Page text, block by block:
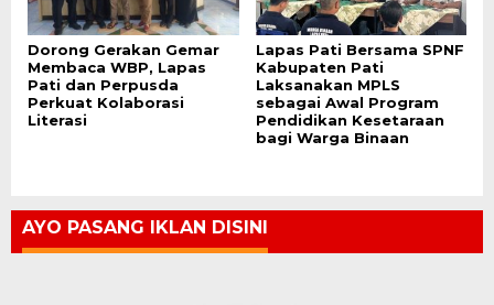
Dorong Gerakan Gemar
Membaca WBP, Lapas
Pati dan Perpusda
Perkuat Kolaborasi
Literasi
Lapas Pati Bersama SPNF
Kabupaten Pati
Laksanakan MPLS
sebagai Awal Program
Pendidikan Kesetaraan
bagi Warga Binaan
AYO PASANG IKLAN DISINI